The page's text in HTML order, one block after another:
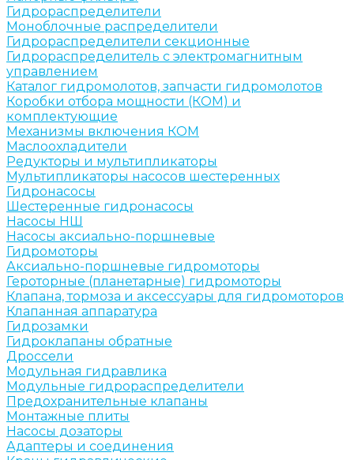
Гидрораспределители
Моноблочные распределители
Гидрораспределители секционные
Гидрораспределитель с электромагнитным
управлением
Каталог гидромолотов, запчасти гидромолотов
Коробки отбора мощности (КОМ) и
комплектующие
Механизмы включения КОМ
Маслоохладители
Редукторы и мультипликаторы
Мультипликаторы насосов шестеренных
Гидронасосы
Шестеренные гидронасосы
Насосы НШ
Насосы аксиально-поршневые
Гидромоторы
Аксиально-поршневые гидромоторы
Героторные (планетарные) гидромоторы
Клапана, тормоза и аксессуары для гидромоторов
Клапанная аппаратура
Гидрозамки
Гидроклапаны обратные
Дроссели
Модульная гидравлика
Модульные гидрораспределители
Предохранительные клапаны
Монтажные плиты
Насосы дозаторы
Адаптеры и соединения